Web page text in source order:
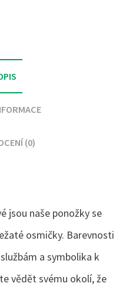
(0)
jsou naše ponožky se
osmičky. Barevnosti
a symbolika k
vědět svému okolí, že